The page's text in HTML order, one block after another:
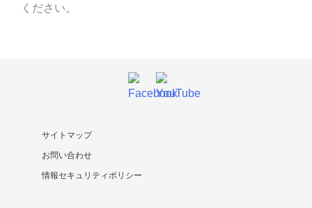
ください。
サイトマップ
お問い合わせ
情報セキュリティポリシー